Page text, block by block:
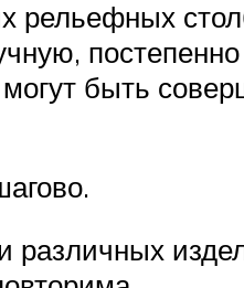
рельефных
быть
различных